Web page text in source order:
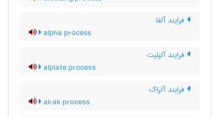
فرایند آلفا
alpha process
فرایند آلپلیت
alplate process
فرایند آلراک
alrak process